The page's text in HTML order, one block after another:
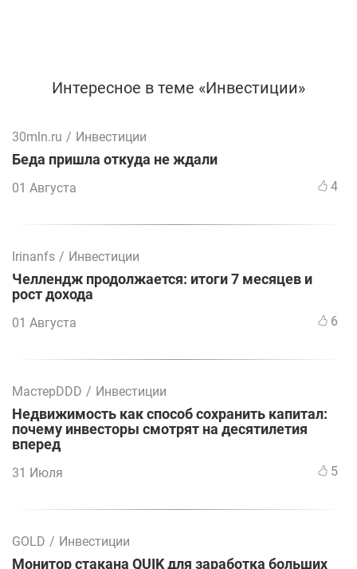
Интересное в теме «Инвестиции»
30mln.ru / Инвестиции
Беда пришла откуда не ждали
01 Августа 4
Irinanfs / Инвестиции
Челлендж продолжается: итоги 7 месяцев и
рост дохода
01 Августа 6
МастерDDD / Инвестиции
Недвижимость как способ сохранить капитал:
почему инвесторы смотрят на десятилетия
вперед
31 Июля 5
GOLD / Инвестиции
Монитор стакана QUIK для заработка больших